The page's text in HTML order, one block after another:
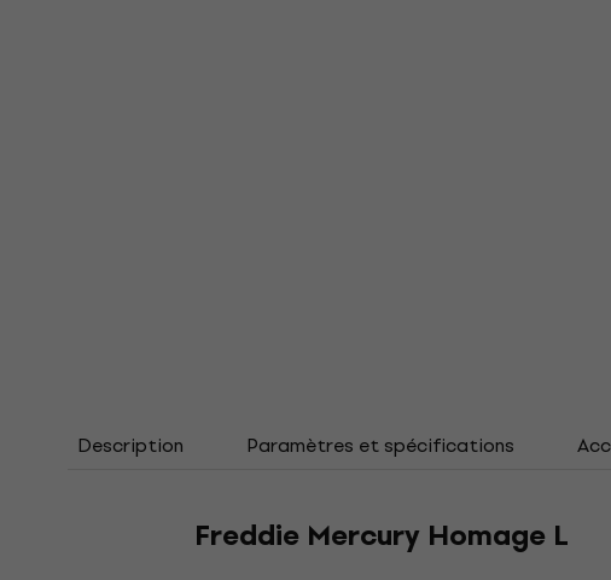
Description Paramètres et spécifications
Freddie Mercury Homage L